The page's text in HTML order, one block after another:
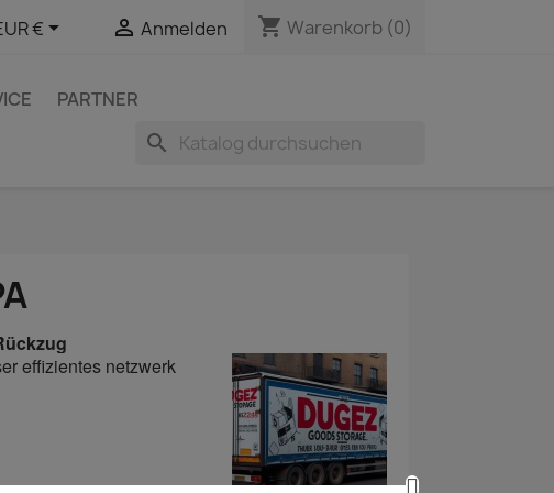
€  Anmelden shopping_cart Warenkorb (0)
PARTNER
search
effizientes netzwerk